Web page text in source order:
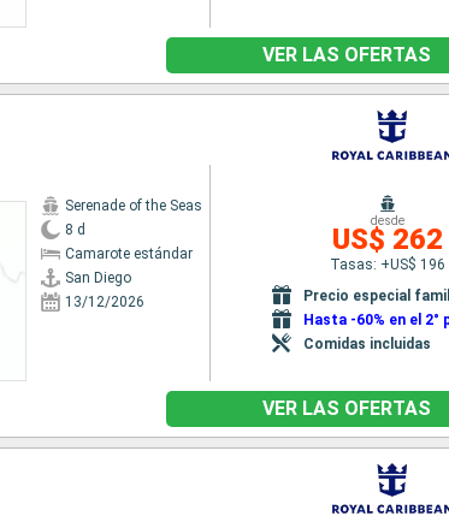
VER LAS OFERTAS
Serenade of the Seas
8 d
Camarote estándar
San Diego
13/12/2026
desde
US$ 262
Tasas: +US$ 196
Precio especial
Hasta -60% en el 2°
Comidas incluidas
VER LAS OFERTAS